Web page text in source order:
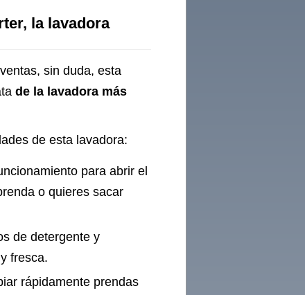
la lavadora
sin duda, esta
de la lavadora más
de esta lavadora:
para abrir el
o quieres sacar
de detergente y
fresca.
rápidamente prendas